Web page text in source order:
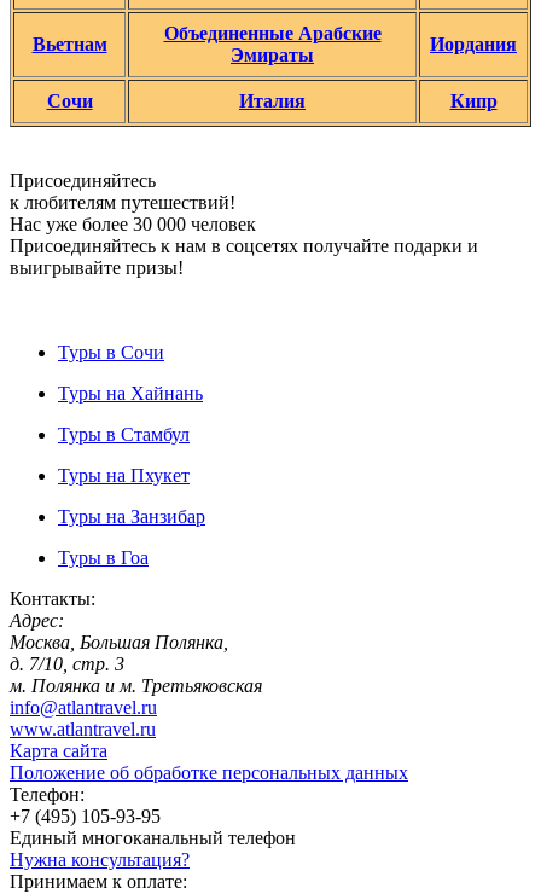
Вьетнам
Объединенные Арабские
Эмираты
Иордания
Сочи Италия Кипр
Присоединяйтесь
к любителям путешествий!
Нас уже более 30 000 человек
Присоединяйтесь к нам в соцсетях получайте подарки и
выигрывайте призы!
Туры в Сочи
Туры на Хайнань
Туры в Стамбул
Туры на Пхукет
Туры на Занзибар
Туры в Гоа
Контакты:
Адрес:
Москва, Большая Полянка,
д. 7/10, стр. 3
м. Полянка и м. Третьяковская
info@atlantravel.ru
www.atlantravel.ru
Карта сайта
Положение об обработке персональных данных
Телефон:
+7 (495) 105-93-95
Единый многоканальный телефон
Нужна консультация?
Принимаем к оплате: